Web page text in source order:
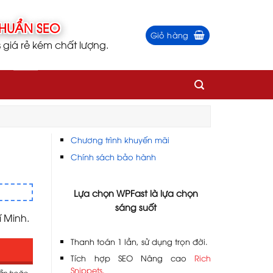
giá rẻ kém chất lượng.
Giỏ hàng
Minh.
Chương trình khuyến mãi
Chính sách bảo hành
Lựa chọn WPFast là lựa chọn
sáng suốt
Thanh toán 1 lần, sử dụng trọn đời.
Tích hợp SEO Nâng cao Rich
Snippets.